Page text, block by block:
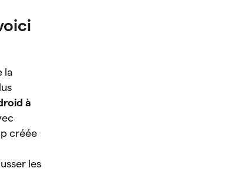
la
à
créée
les